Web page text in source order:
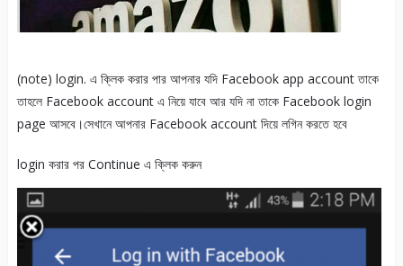
(note) login. এ ক্লিক করার পার আপনার যদি Facebook app account তাকে
তাহলে Facebook account এ নিয়ে যাবে আর যদি না তাকে Facebook login
page আসবে।সেখানে আপনার Facebook account দিয়ে লগিন করতে হবে
login করার পর Continue এ ক্লিক করুন